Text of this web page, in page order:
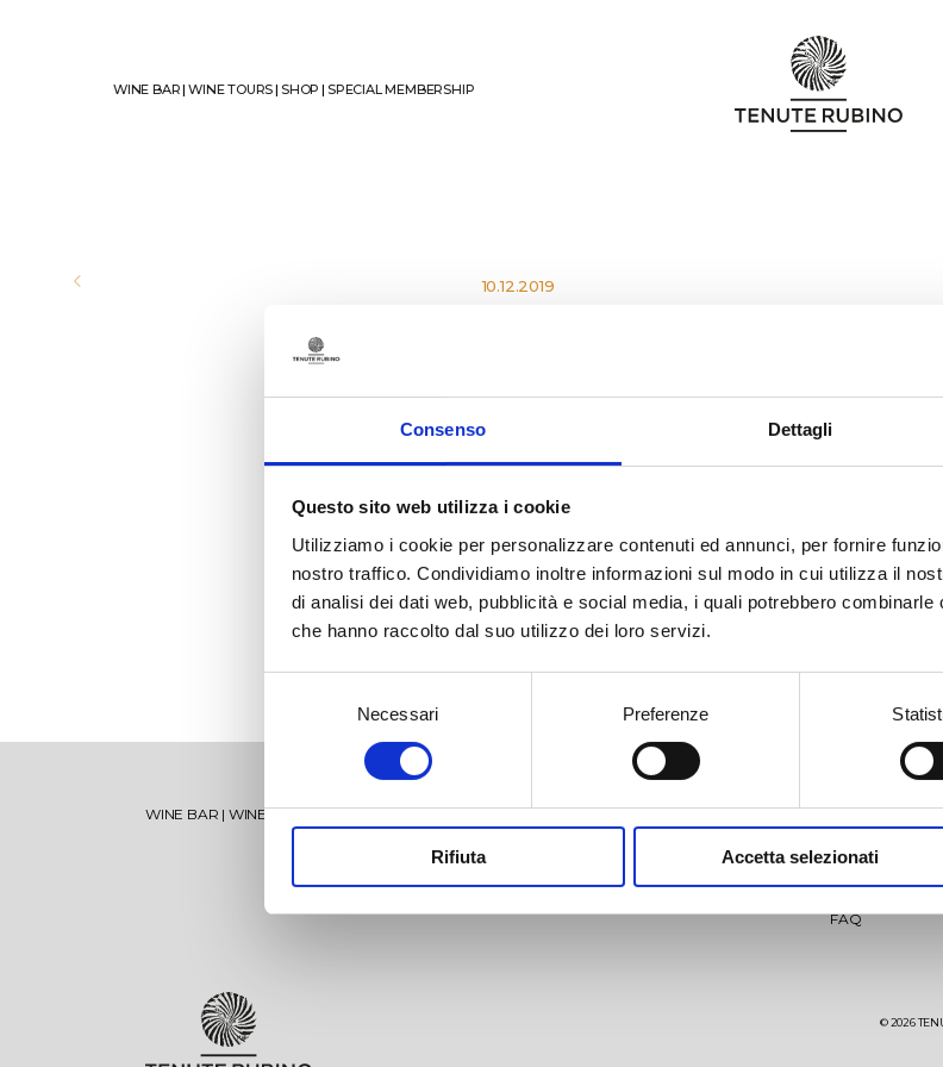
Consenso Dettagli
Questo sito web utilizza i cookie
Utilizziamo i cookie per personalizzare contenuti ed annunci, per fornire
nostro traffico. Condividiamo inoltre informazioni sul modo in cui utilizza il
di analisi dei dati web, pubblicità e social media, i quali potrebbero
che hanno raccolto dal suo utilizzo dei loro servizi.
consenso
Necessari Preferenze
Rifiuta Accetta selezionati
WINE BAR| WINE TOURS| SHOP | SPECIAL MEMBERSHIP
10.12.2019
Tenute Rubino on Go Out !
read full article here
WINE BAR | WINE TOURS|SHOP|SPECIAL MEMBERSHIP
News
Events
Contacts
FAQ
© 2026
Padula di Geremia Estate
Jaddico
Punta
Oltremé Rosato Aleatico